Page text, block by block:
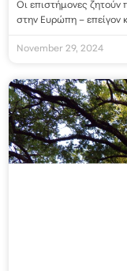
Οι επιστήμονες ζητούν
στην Ευρώπη –
November 29, 2024